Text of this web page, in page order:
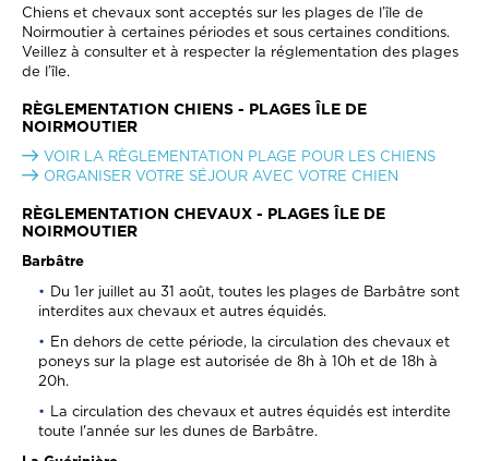
Chiens et chevaux sont acceptés sur les plages de l’île de
Noirmoutier à certaines périodes et sous certaines conditions.
Veillez à consulter et à respecter la réglementation des plages
de l’île.
RÈGLEMENTATION CHIENS - PLAGES ÎLE DE
NOIRMOUTIER
VOIR LA RÈGLEMENTATION PLAGE POUR LES CHIENS
ORGANISER VOTRE SÉJOUR AVEC VOTRE CHIEN
RÈGLEMENTATION CHEVAUX - PLAGES ÎLE DE
NOIRMOUTIER
Barbâtre
Du 1er juillet au 31 août, toutes les plages de Barbâtre sont
interdites aux chevaux et autres équidés.
En dehors de cette période, la circulation des chevaux et
poneys sur la plage est autorisée de 8h à 10h et de 18h à
20h.
La circulation des chevaux et autres équidés est interdite
toute l'année sur les dunes de Barbâtre.